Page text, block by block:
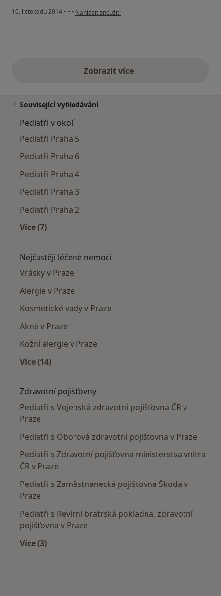
10. listopadu 2014 • • • podle názoru uživatele Váš účet byl odstraněn
Nahlásit zneužití
Zobrazit vícevýše uvedené názory
Související vyhledávání
Pediatři v okolí
Pediatři Praha 5
Pediatři Praha 6
Pediatři Praha 4
Pediatři Praha 3
Pediatři Praha 2
Více (7)
Nejčastěji léčené nemoci
Vrásky v Praze
Alergie v Praze
Kosmetické vady v Praze
Akné v Praze
Kožní alergie v Praze
Více (14)
Zdravotní pojišťovny
Pediatři s Vojenská zdravotní pojišťovna ČR v
Praze
Pediatři s Oborová zdravotní pojišťovna v Praze
Pediatři s Zdravotní pojišťovna ministerstva vnitra
ČR v Praze
Pediatři s Zaměstnanecká pojišťovna Škoda v
Praze
Pediatři s Revírní bratrská pokladna, zdravotní
pojišťovna v Praze
Více (3)